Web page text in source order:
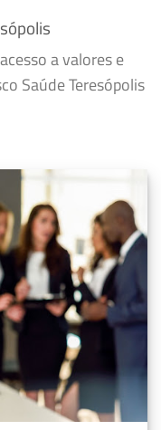
a valores e
Saúde Teresópolis